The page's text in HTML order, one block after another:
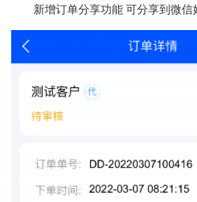
新增订单分享功能 可分享到微